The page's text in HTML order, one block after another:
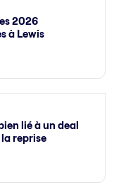
2026
à Lewis
lié à un deal
reprise